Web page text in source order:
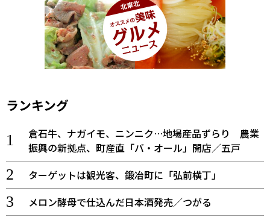
ランキング
倉石牛、ナガイモ、ニンニク…地場産品ずらり 農業
振興の新拠点、町産直「バ・オール」開店／五戸
ターゲットは観光客、鍛冶町に「弘前横丁」
メロン酵母で仕込んだ日本酒発売／つがる